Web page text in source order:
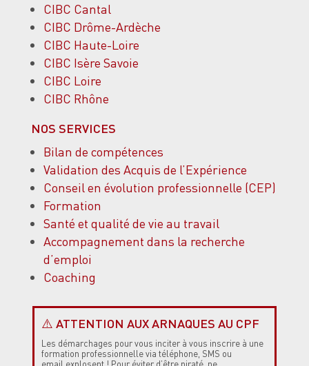
CIBC Cantal
CIBC Drôme-Ardèche
CIBC Haute-Loire
CIBC Isère Savoie
CIBC Loire
CIBC Rhône
NOS SERVICES
Bilan de compétences
Validation des Acquis de l’Expérience
Conseil en évolution professionnelle (CEP)
Formation
Santé et qualité de vie au travail
Accompagnement dans la recherche
d’emploi
Coaching
⚠️ ATTENTION AUX ARNAQUES AU CPF
Les démarchages pour vous inciter à vous inscrire à une
formation professionnelle via téléphone, SMS ou
email explosent ! Pour éviter d’être piraté, ne